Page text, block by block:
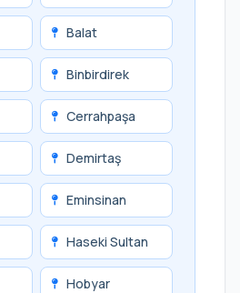
Balat
Binbirdirek
Cerrahpaşa
Demirtaş
Eminsinan
Haseki Sultan
Hobyar